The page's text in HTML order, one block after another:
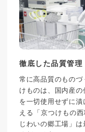
徹底した品質管理
常に高品質のもの
けものは、国内産
を一切使用せずに
える「京つけもの
じわいの郷工場」